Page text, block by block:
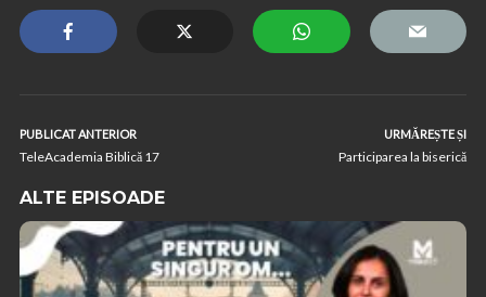
PUBLICAT ANTERIOR
TeleAcademia Biblică 17
URMĂREȘTE ȘI
Participarea la biserică
ALTE EPISOADE